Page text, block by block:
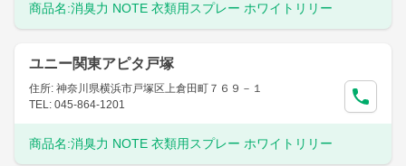
商品名:消臭力 NOTE 衣類用スプレー ホワイトリリー
ユニー関東アピタ戸塚
住所: 神奈川県横浜市戸塚区上倉田町７６９－１
TEL: 045-864-1201
商品名:消臭力 NOTE 衣類用スプレー ホワイトリリー